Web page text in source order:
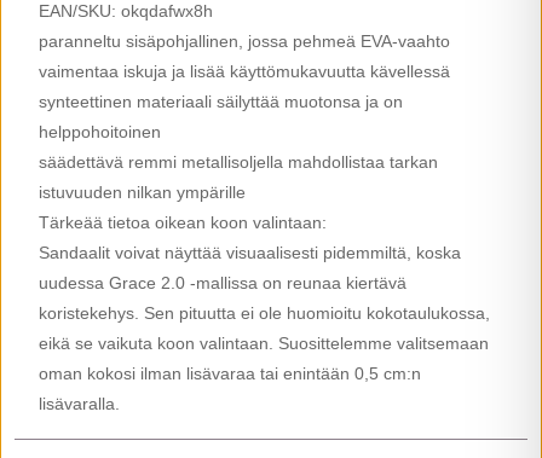
EAN/SKU: okqdafwx8h
paranneltu sisäpohjallinen, jossa pehmeä EVA-vaahto
vaimentaa iskuja ja lisää käyttömukavuutta kävellessä
synteettinen materiaali säilyttää muotonsa ja on
helppohoitoinen
säädettävä remmi metallisoljella mahdollistaa tarkan
istuvuuden nilkan ympärille
Tärkeää tietoa oikean koon valintaan:
Sandaalit voivat näyttää visuaalisesti pidemmiltä, koska
uudessa Grace 2.0 -mallissa on reunaa kiertävä
koristekehys. Sen pituutta ei ole huomioitu kokotaulukossa,
eikä se vaikuta koon valintaan. Suosittelemme valitsemaan
oman kokosi ilman lisävaraa tai enintään 0,5 cm:n
lisävaralla.